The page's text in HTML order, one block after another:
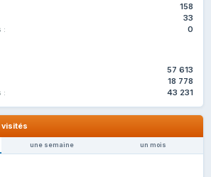
158
33
:
0
57 613
18 778
:
43 231
visités
une semaine un mois